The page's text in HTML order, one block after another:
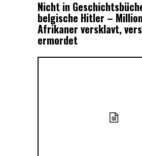
Nicht in
belgische Hitler –
Afrikaner versklavt,
ermordet